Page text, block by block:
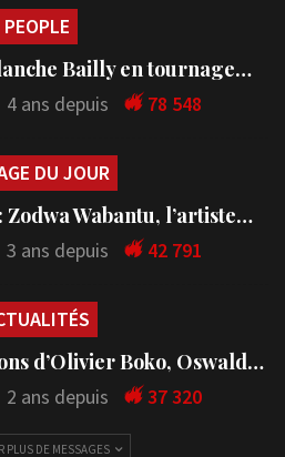
PEOPLE
Bailly en tournage…
4 ans depuis 78 548
DU JOUR
Zodwa Wabantu, l’artiste…
3 ans depuis 42 791
d’Olivier Boko, Oswald…
2 ans depuis 37 320
PLUS DE MESSAGES